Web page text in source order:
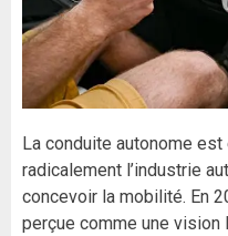
La conduite autonome
radicalement l’industrie
concevoir la mobilité. En
perçue comme une vision